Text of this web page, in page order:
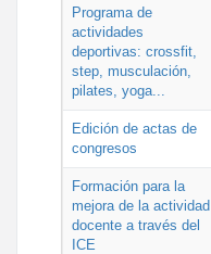
Programa de
actividades
deportivas: crossfit,
step, musculación,
pilates, yoga...
Edición de actas de
congresos
Formación para la
mejora de la actividad
docente a través del
ICE